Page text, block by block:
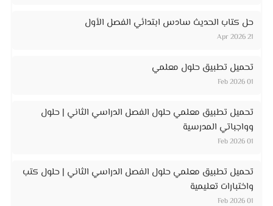
حل كتاب الحديث سادس ابتدائي الفصل الأول
21 Apr 2026
تحميل تطبيق حلول معلمي
01 Feb 2026
تحميل تطبيق معلمي حلول الفصل الدراسي الثاني | حلول
وواجباتي المدرسية
01 Feb 2026
تحميل تطبيق معلمي حلول الفصل الدراسي الثاني | حلول كتب
واختبارات تعليمية
01 Feb 2026